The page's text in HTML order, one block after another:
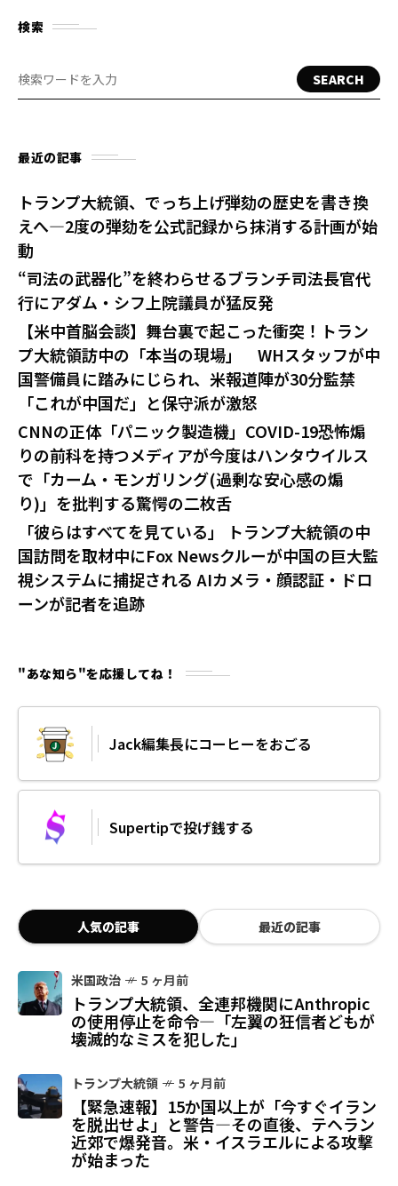
検索
SEARCH
最近の記事
トランプ大統領、でっち上げ弾劾の歴史を書き換
えへ—2度の弾劾を公式記録から抹消する計画が始
動
“司法の武器化”を終わらせるブランチ司法長官代
行にアダム・シフ上院議員が猛反発
【米中首脳会談】舞台裏で起こった衝突！トラン
プ大統領訪中の「本当の現場」 WHスタッフが中
国警備員に踏みにじられ、米報道陣が30分監禁
「これが中国だ」と保守派が激怒
CNNの正体「パニック製造機」COVID-19恐怖煽
りの前科を持つメディアが今度はハンタウイルス
で「カーム・モンガリング(過剰な安心感の煽
り)」を批判する驚愕の二枚舌
「彼らはすべてを見ている」 トランプ大統領の中
国訪問を取材中にFox Newsクルーが中国の巨大監
視システムに捕捉される AIカメラ・顔認証・ドロ
ーンが記者を追跡
"あな知ら"を応援してね！
Jack編集長にコーヒーをおごる
Supertipで投げ銭する
人気の記事 最近の記事
米国政治 5 ヶ月前
トランプ大統領、全連邦機関にAnthropic
の使用停止を命令—「左翼の狂信者どもが
壊滅的なミスを犯した」
トランプ大統領 5 ヶ月前
【緊急速報】15か国以上が「今すぐイラン
を脱出せよ」と警告—その直後、テヘラン
近郊で爆発音。米・イスラエルによる攻撃
が始まった